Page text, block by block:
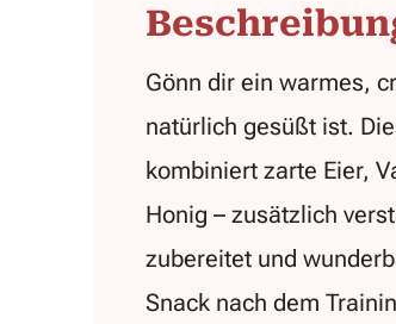
Gönn dir ein warmes,
natürlich gesüßt ist.
kombiniert zarte Eier,
Honig – zusätzlich
zubereitet und
Snack nach dem